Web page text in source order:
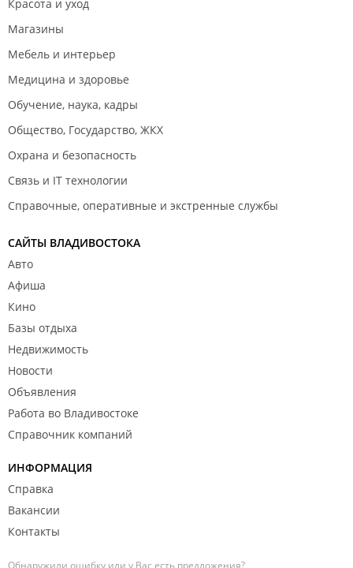
Красота и уход
Магазины
Мебель и интерьер
Медицина и здоровье
Обучение, наука, кадры
Общество, Государство, ЖКХ
Охрана и безопасность
Связь и IT технологии
Справочные, оперативные и экстренные службы
САЙТЫ ВЛАДИВОСТОКА
Авто
Афиша
Кино
Базы отдыха
Недвижимость
Новости
Объявления
Работа во Владивостоке
Справочник компаний
ИНФОРМАЦИЯ
Справка
Вакансии
Контакты
Обнаружили ошибку или у Вас есть предложения?